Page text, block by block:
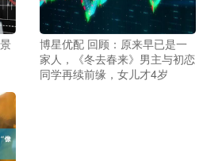
博星优配 回顾：原来早已是一
家人，《冬去春来》男主与初恋
同学再续前缘，女儿才4岁